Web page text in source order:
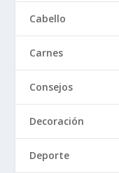
Cabello
Carnes
Consejos
Decoración
Deporte